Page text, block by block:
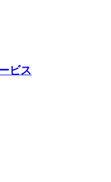
ビス